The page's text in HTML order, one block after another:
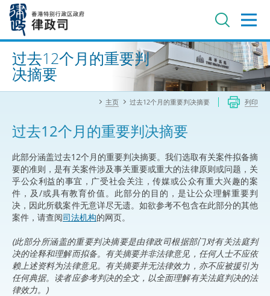
内
进阶搜寻
过去12个月的重要判
决摘要
主页 过去12个月的重要判决摘要 列印
过去12个月的重要判决摘要
此部分涵盖过去12个月的重要判决摘要。我们选取有关案件拟备摘
要的准则，是有关案件涉及事关重要或重大的法律原则或问题，关
乎公众利益的事宜，广受社会关注，传媒或公众有重大兴趣的案
件，及/或具有教育价值。此部分的目的，是让公众理解重要判
决，因此所载案件无意详尽无遗。如欲参考不包含在此部分的其他
案件，请查阅司法机构的网页。
(此部分所涵盖的重要判决摘要是由律政司根据部门对有关法庭判
决的诠释和理解而拟备。有关摘要并非法律意见，任何人士不应依
赖上述资料为法律意见。有关摘要并无法律效力，亦不应被援引为
任何典据。读者应参考判决的全文，以全面理解有关法庭判决的法
律效力。)